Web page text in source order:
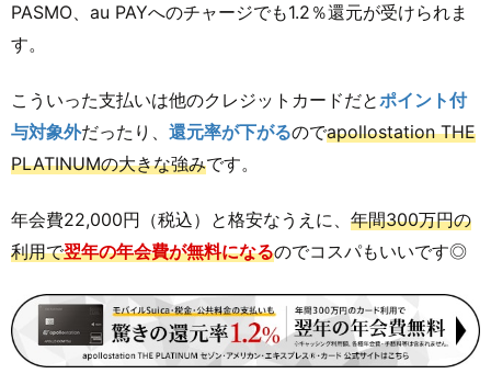
PASMO、au PAYへのチャージでも1.2％還元が受けられま
す。
こういった支払いは他のクレジットカードだとポイント付
与対象外だったり、 還元率が下がるのでapollostation THE
PLATINUMの大きな強みです。
年会費22,000円（税込）と格安なうえに、 年間300万円の
利用で翌年の年会費が無料になるのでコスパもいいです◎